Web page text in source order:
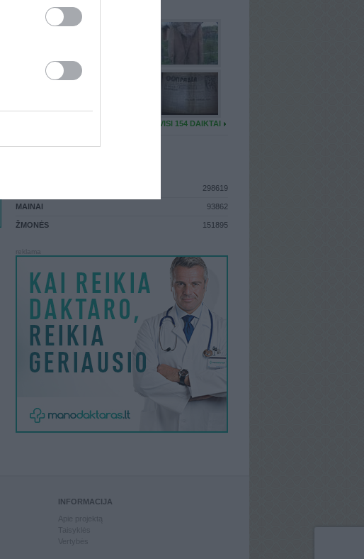
DAUGIAU DAIKTŲ
VISI 154 DAIKTAI
298619
MAINAI 93862
ŽMONĖS 151895
INFORMACIJA